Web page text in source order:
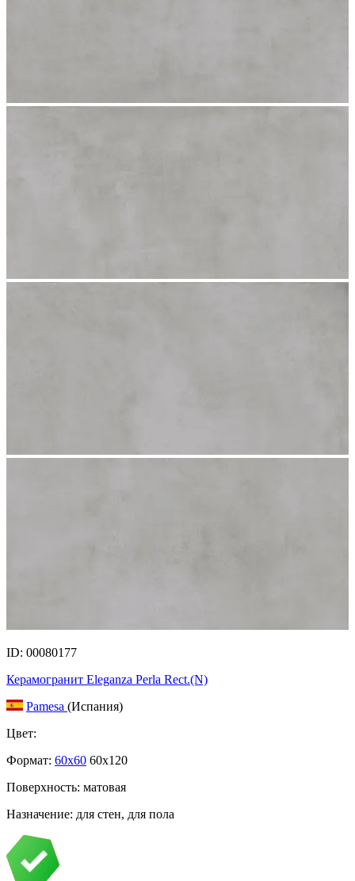
ID: 00080177
Керамогранит Eleganza Perla Rect.(N)
Pamesa (Испания)
Цвет:
Формат: 60x60 60x120
Поверхность: матовая
Назначение: для стен, для пола